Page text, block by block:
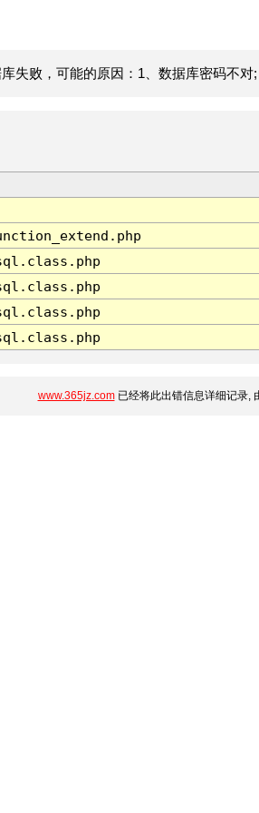
失败，可能的原因：1、数据库密码不对;
www.365jz.com已经将此出错信息详细记录,